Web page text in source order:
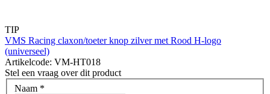
TIP
VMS Racing claxon/toeter knop zilver met Rood H-logo
(universeel)
Artikelcode: VM-HT018
Stel een vraag over dit product
Naam *